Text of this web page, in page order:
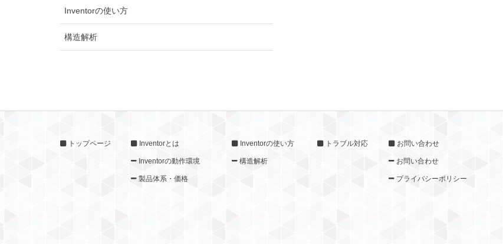
Inventorの使い方
構造解析
トップページ Inventorとは
Inventorの動作環境
製品体系・価格
Inventorの使い方
構造解析
トラブル対応 お問い合わせ
お問い合わせ
プライバシーポリシー